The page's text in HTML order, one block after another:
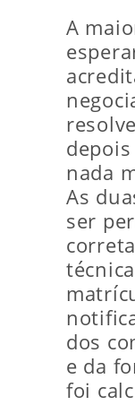
A
nada
As
ser
dos
e da
foi